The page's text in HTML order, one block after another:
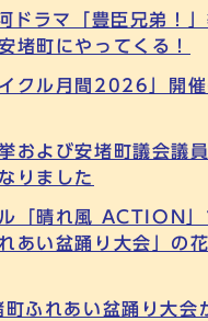
ドラマ「豊臣兄弟！」
堵町にやってくる！
イクル月間2026」開催
および安堵町議会議
りました
「晴れ風 ACTION
あい盆踊り大会」の
ふれあい盆踊り大会